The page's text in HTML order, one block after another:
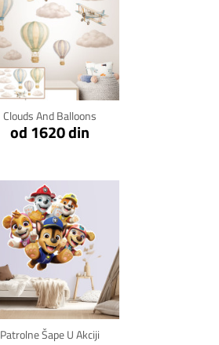
Clouds And Balloons
od 1620 din
Klikni za detalje
Patrolne Šape U Akciji
Klikni za detalje